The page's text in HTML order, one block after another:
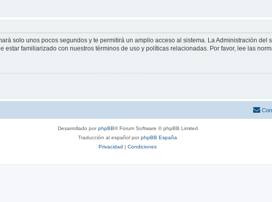
solo unos pocos segundos y te permitirá un amplio acceso al sistema. La Administración
estar familiarizado con nuestros términos de uso y políticas relacionadas. Por favor, lee las
Desarrollado porphpBB® Forum Software © phpBB Limited
Traducción al español porphpBB España
Privacidad | Condiciones